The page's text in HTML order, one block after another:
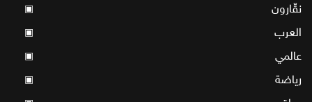
نقّارون ▣
العرب ▣
عالمي ▣
رياضة ▣